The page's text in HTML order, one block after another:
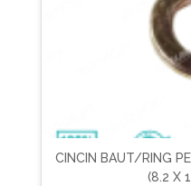
CINCIN BAUT/RING
(8.2 X